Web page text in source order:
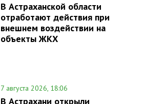
В Астраханской области
отработают действия при
внешнем воздействии на
объекты ЖКХ
7 августа 2026, 18:06
В Астрахани открыли